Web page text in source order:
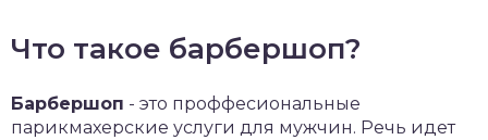
Что такое барбершоп?
Барбершоп - это проффесиональные
парикмахерские услуги для мужчин. Речь идет